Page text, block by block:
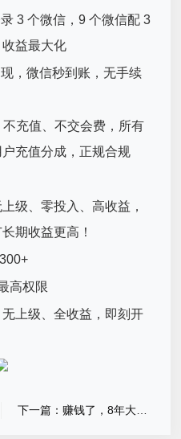
3 个微信，9 个微信配 3
益最大化
，微信秒到账，无手续
充值、不交会费，所有
充值分成，正规合规
级、零投入、高收益，
期收益更高！
高权限
上级、全收益，即刻开
下一篇：赚钱了，8年大平台用户多，适合发布悬赏任务和接单做任务赚钱